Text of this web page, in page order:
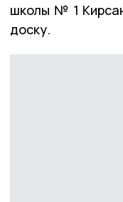
школы № 1
доску.